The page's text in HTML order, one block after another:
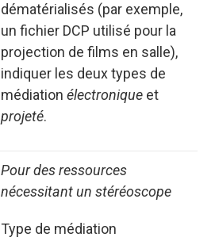
dématérialisés (par exemple,
un fichier DCP utilisé pour la
projection de films en salle),
indiquer les deux types de
médiationélectronique et
projeté.
Pour des ressources
nécessitant un stéréoscope
Type de médiation